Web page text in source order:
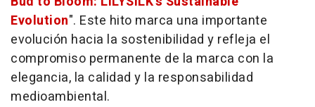
Evolution". Este hito marca una importante
evolución hacia la sostenibilidad y refleja el
compromiso permanente de la marca con la
elegancia, la calidad y la responsabilidad
medioambiental.